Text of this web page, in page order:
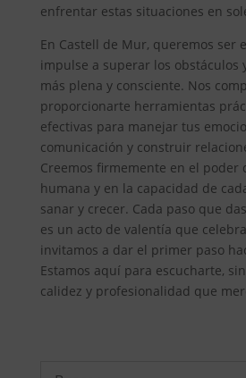
enfrentar estas situaciones en
En Castell de Mur, queremos ser
impulse a superar los obstáculos
más plena y consciente. Nos
proporcionarte herramientas
efectivas para manejar tus
comunicación y construir
Creemos firmemente en el poder
humana y en la capacidad de
sanar y crecer. Cada paso que
es un acto de valentía que
invitamos a dar el primer paso
Estamos aquí para escucharte,
calidez y profesionalidad que